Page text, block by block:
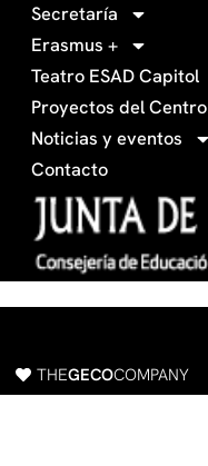
f
a
c
b
o
o
k
Secretaría
Erasmus +
Teatro ESAD Capitol
Proyectos del Centro
Noticias y eventos
Contacto
THEGECOCOMPANY